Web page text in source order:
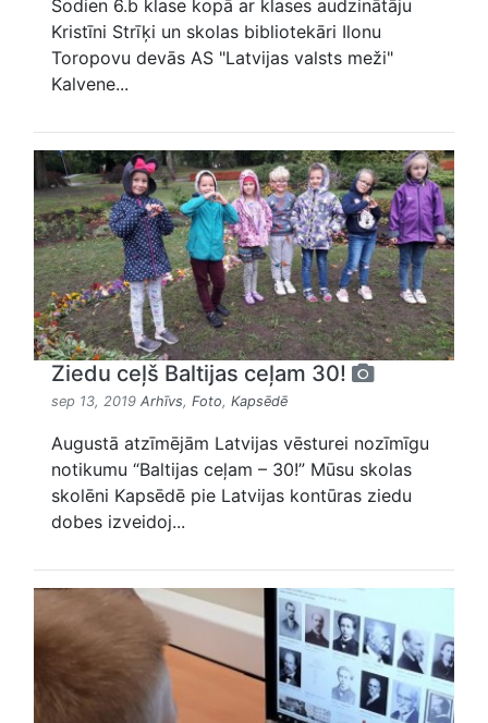
Šodien 6.b klase kopā ar klases audzinātāju
Kristīni Strīķi un skolas bibliotekāri Ilonu
Toropovu devās AS "Latvijas valsts meži"
Kalvene...
Ziedu ceļš Baltijas ceļam 30!
sep 13, 2019 Arhīvs, Foto, Kapsēdē
Augustā atzīmējām Latvijas vēsturei nozīmīgu
notikumu “Baltijas ceļam – 30!” Mūsu skolas
skolēni Kapsēdē pie Latvijas kontūras ziedu
dobes izveidoj...